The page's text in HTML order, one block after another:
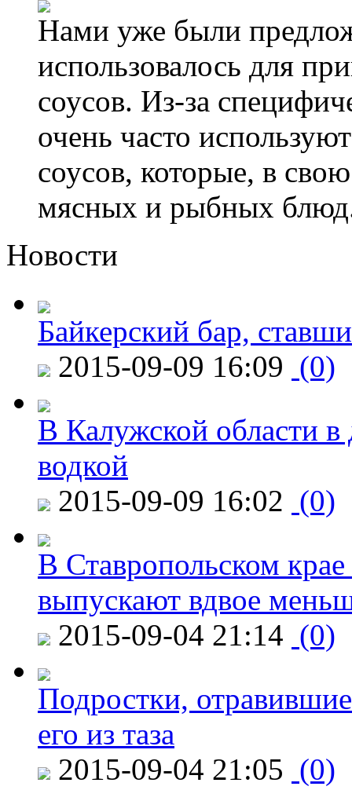
Нами уже были
использовалось для
соусов. Из-за
очень часто
соусов, которые, в
мясных и рыбных
Новости
Байкерский бар,
2015-09-09 16:09 (0)
В Калужской области в
водкой
2015-09-09 16:02 (0)
В Ставропольском
выпускают вдвое
2015-09-04 21:14 (0)
Подростки,
его из таза
2015-09-04 21:05 (0)